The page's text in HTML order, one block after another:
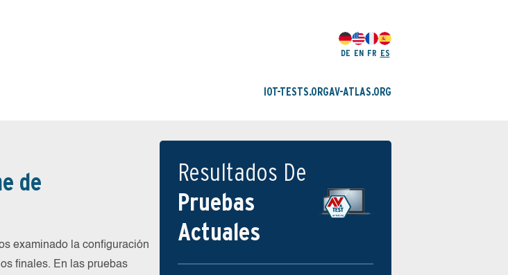
DE EN FR ES
IOT-TESTS.ORGAV-ATLAS.ORG
de
examinado la configuración
finales. En las pruebas
Resultados De
Pruebas
Actuales